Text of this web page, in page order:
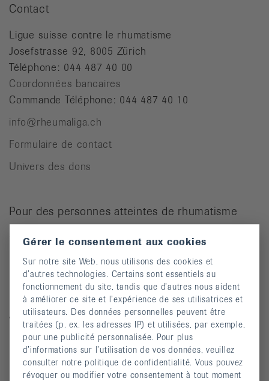
Contact
Ligue suisse contre le rhumatisme
Josefstrasse 92, 8005 Zürich
Téléphone: 044 487 40 00
Coordonnées bancaires
Commande Téléphone: 044 487 40 10
info@rheumaliga.ch
Formulaire de contact
Univers des dons
Pour des personnes atteintes de rhumatisme
Cours
Manifestations
Prévention des chutes
Publications
Vidéos
Lettre d’information
Moyens auxiliaires
Gérer le consentement aux cookies
Sur notre site Web, nous utilisons des cookies et
d’autres technologies. Certains sont essentiels au
fonctionnement du site, tandis que d’autres nous aident
à améliorer ce site et l’expérience de ses utilisatrices et
utilisateurs. Des données personnelles peuvent être
traitées (p. ex. les adresses IP) et utilisées, par exemple,
pour une publicité personnalisée. Pour plus
d’informations sur l’utilisation de vos données, veuillez
consulter notre politique de confidentialité. Vous pouvez
révoquer ou modifier votre consentement à tout moment